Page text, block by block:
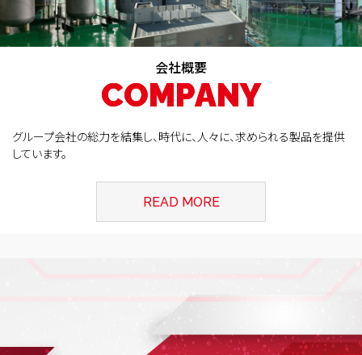
会社概要
COMPANY
COMPANY
グループ会社の総力を結集し、時代に、人々に、求められる製品を提供
しています。
READ MORE